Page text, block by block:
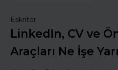
Eskritor
LinkedIn, CV ve
Araçları Ne İşe